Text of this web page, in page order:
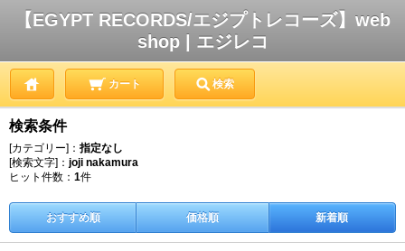
【EGYPT RECORDS/エジプトレコーズ】web
shop | エジレコ
カート 検索
検索条件
[カテゴリー]： 指定なし
[検索文字]： joji nakamura
ヒット件数： 1件
おすすめ順 価格順 新着順